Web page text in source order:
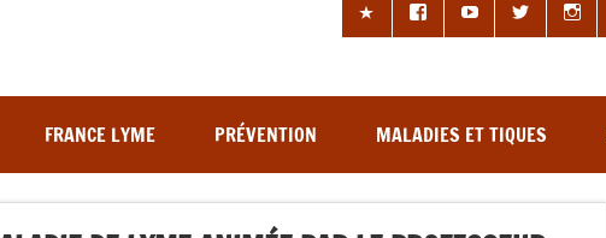
FRANCE LYME PRÉVENTION MALADIES ET TIQUES